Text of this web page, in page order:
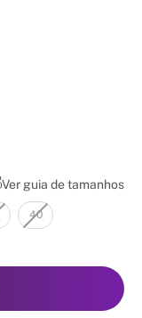
Ver guia de tamanhos
40